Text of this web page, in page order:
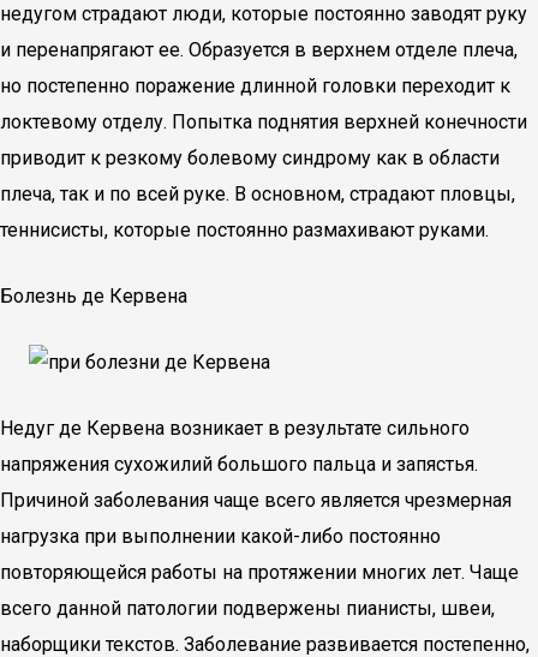
недугом страдают люди, которые постоянно заводят руку
и перенапрягают ее. Образуется в верхнем отделе плеча,
но постепенно поражение длинной головки переходит к
локтевому отделу. Попытка поднятия верхней конечности
приводит к резкому болевому синдрому как в области
плеча, так и по всей руке. В основном, страдают пловцы,
теннисисты, которые постоянно размахивают руками.
Болезнь де Кервена
Недуг де Кервена возникает в результате сильного
напряжения сухожилий большого пальца и запястья.
Причиной заболевания чаще всего является чрезмерная
нагрузка при выполнении какой-либо постоянно
повторяющейся работы на протяжении многих лет. Чаще
всего данной патологии подвержены пианисты, швеи,
наборщики текстов. Заболевание развивается постепенно,